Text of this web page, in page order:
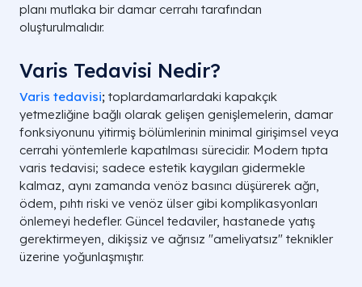
planı mutlaka bir damar cerrahı tarafından
oluşturulmalıdır.
Varis Tedavisi Nedir?
Varis tedavisi; toplardamarlardaki kapakçık
yetmezliğine bağlı olarak gelişen genişlemelerin, damar
fonksiyonunu yitirmiş bölümlerinin minimal girişimsel veya
cerrahi yöntemlerle kapatılması sürecidir. Modern tıpta
varis tedavisi; sadece estetik kaygıları gidermekle
kalmaz, aynı zamanda venöz basıncı düşürerek ağrı,
ödem, pıhtı riski ve venöz ülser gibi komplikasyonları
önlemeyi hedefler. Güncel tedaviler, hastanede yatış
gerektirmeyen, dikişsiz ve ağrısız "ameliyatsız" teknikler
üzerine yoğunlaşmıştır.